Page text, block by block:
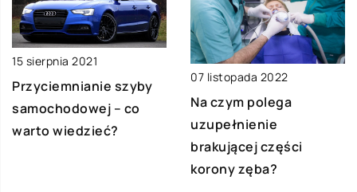
15 sierpnia 2021
Przyciemnianie szyby
samochodowej – co
warto wiedzieć?
07 listopada 2022
Na czym polega
uzupełnienie
brakującej części
korony zęba?